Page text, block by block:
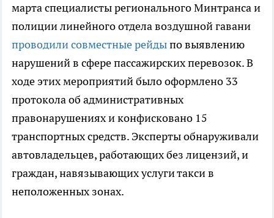
марта специалисты регионального Минтранса и
полиции линейного отдела воздушной гавани
проводили совместные рейдыпо выявлению
нарушений в сфере пассажирских перевозок. В
ходе этих мероприятий было оформлено 33
протокола об административных
правонарушениях и конфисковано 15
транспортных средств. Эксперты обнаруживали
автовладельцев, работающих без лицензий, и
граждан, навязывающих услуги такси в
неположенных зонах.